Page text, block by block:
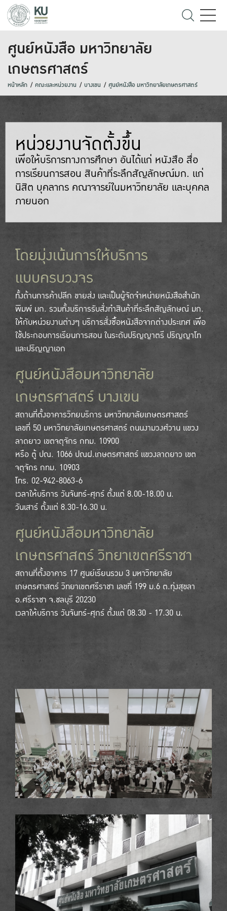
ศูนย์หนังสือ มหาวิทยาลัย
เกษตรศาสตร์
หน้าหลัก คณะและหน่วยงาน บางเขน ศูนย์หนังสือ มหาวิทยาลัยเกษตรศาสตร์
หน่วยงานจัดตั้งขึ้น
เพื่อให้บริการทางการศึกษา อันได้แก่ หนังสือ สื่อ
การเรียนการสอน สินค้าที่ระลึกสัญลักษณ์มก. แก่
นิสิต บุคลากร คณาจารย์ในมหาวิทยาลัย และบุคคล
ภายนอก
โดยมุ่งเน้นการให้บริการ
แบบครบวงจร
ทั้งด้านการค้าปลีก ขายส่ง และเป็นผู้จัดจำหน่ายหนังสือสำนัก
พิมพ์ มก. รวมทั้งบริการรับสั่งทำสินค้าที่ระลึกสัญลักษณ์ มก.
ให้กับหน่วยงานต่างๆ บริการสั่งซื้อหนังสือจากต่างประเทศ เพื่อ
ใช้ประกอบการเรียนการสอน ในระดับปริญญาตรี ปริญญาโท
และปริญญาเอก
ศูนย์หนังสือมหาวิทยาลัย
เกษตรศาสตร์ บางเขน
สถานที่ตั้งอาคารวิทยบริการ มหาวิทยาลัยเกษตรศาสตร์
เลขที่ 50 มหาวิทยาลัยเกษตรศาสตร์ ถนนงามวงศ์วาน แขวง
ลาดยาว เขตจตุจักร กทม. 10900
หรือ ตู้ ปณ. 1066 ปณฝ.เกษตรศาสตร์ แขวงลาดยาว เขต
จตุจักร กทม. 10903
โทร. 02-942-8063-6
เวลาให้บริการ วันจันทร์-ศุกร์ ตั้งแต่ 8.00-18.00 น.
วันเสาร์ ตั้งแต่ 8.30-16.30 น.
ศูนย์หนังสือมหาวิทยาลัย
เกษตรศาสตร์ วิทยาเขตศรีราชา
สถานที่ตั้งอาคาร 17 ศูนย์เรียนรวม 3 มหาวิทยาลัย
เกษตรศาสตร์ วิทยาเขตศรีราชา เลขที่ 199 ม.6 ต.ทุ่งสุขลา
อ.ศรีราชา จ.ชลบุรี 20230
เวลาให้บริการ วันจันทร์-ศุกร์ ตั้งแต่ 08.30 - 17.30 น.